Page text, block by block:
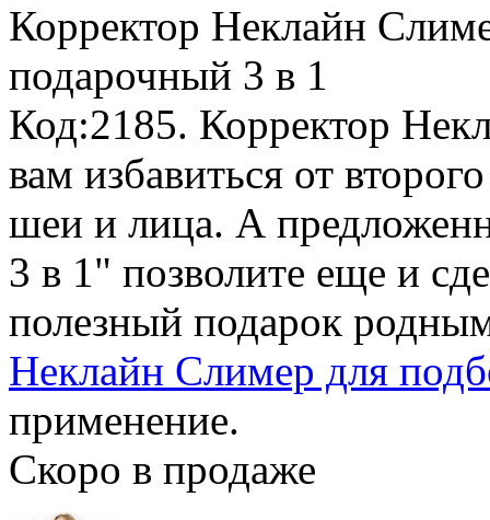
Корректор Неклайн
подарочный 3 в 1
Код:2185. Корректор
вам избавиться от
шеи и лица. А
3 в 1" позволите еще и
полезный подарок
Неклайн Слимер для
применение.
Скоро в продаже